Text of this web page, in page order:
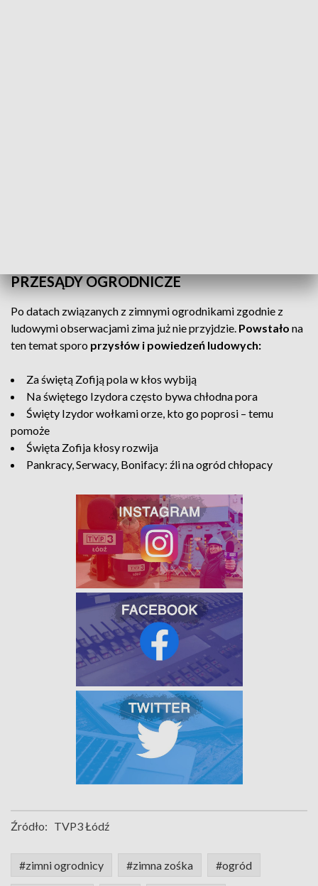
PRZESĄDY OGRODNICZE
Po datach związanych z zimnymi ogrodnikami zgodnie z
ludowymi obserwacjami zima już nie przyjdzie. Powstało na
ten temat sporo przysłów i powiedzeń ludowych:
Za świętą Zofiją pola w kłos wybiją
Na świętego Izydora często bywa chłodna pora
Święty Izydor wołkami orze, kto go poprosi – temu
pomoże
Święta Zofija kłosy rozwija
Pankracy, Serwacy, Bonifacy: źli na ogród chłopacy
Źródło: TVP3 Łódź
#zimni ogrodnicy #zimna zośka #ogród